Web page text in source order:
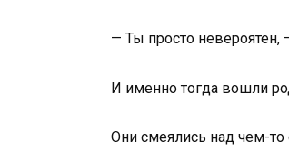
— Ты просто
И именно тогда вошли
Они смеялись над чем-то